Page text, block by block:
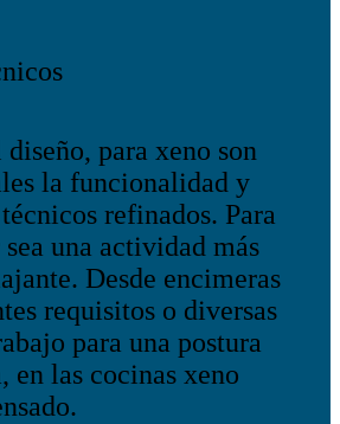
para xeno son
la funcionalidad y
refinados. Para
una actividad más
Desde encimeras
requisitos o diversas
para una postura
en las cocinas xeno